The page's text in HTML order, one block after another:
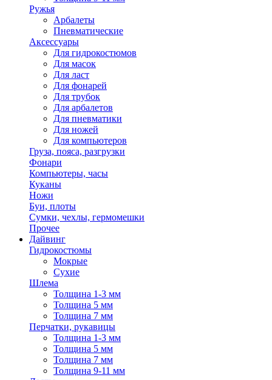
Ружья
Арбалеты
Пневматические
Аксессуары
Для гидрокостюмов
Для масок
Для ласт
Для фонарей
Для трубок
Для арбалетов
Для пневматики
Для ножей
Для компьютеров
Груза, пояса, разгрузки
Фонари
Компьютеры, часы
Куканы
Ножи
Буи, плоты
Сумки, чехлы, гермомешки
Прочее
Дайвинг
Гидрокостюмы
Мокрые
Сухие
Шлема
Толщина 1-3 мм
Толщина 5 мм
Толщина 7 мм
Перчатки, рукавицы
Толщина 1-3 мм
Толщина 5 мм
Толщина 7 мм
Толщина 9-11 мм